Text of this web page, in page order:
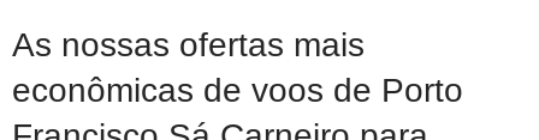
As nossas ofertas mais
econômicas de voos de Porto